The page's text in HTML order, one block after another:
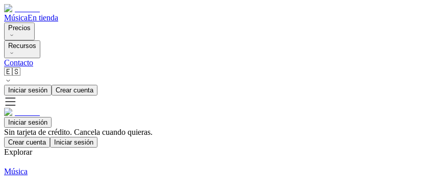
MúsicaEn tienda
Precios
Recursos
Contacto
🇪🇸
Iniciar sesión Crear cuenta
Iniciar sesión
Sin tarjeta de crédito. Cancela cuando quieras.
Crear cuenta Iniciar sesión
Explorar
Música